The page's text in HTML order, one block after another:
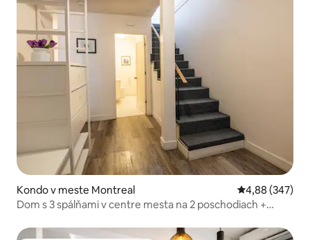
Kondo v meste Montreal Priemerné
4,88 (347)
Dom s 3 spálňami v centre mesta na 2 poschodiach +